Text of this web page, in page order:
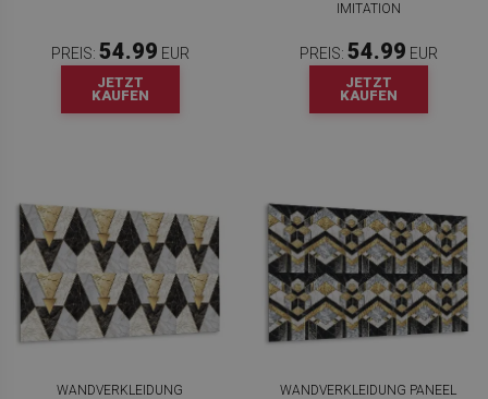
PREIS: 54.99 EUR
JETZT
KAUFEN
IMITATION
PREIS: 54.99 EUR
JETZT
KAUFEN
WANDVERKLEIDUNG
WANDVERKLEIDUNG PANEEL